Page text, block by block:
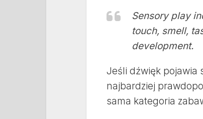
Sensory play
touch, smell,
development.
Jeśli dźwięk pojawia
najbardziej
sama kategoria